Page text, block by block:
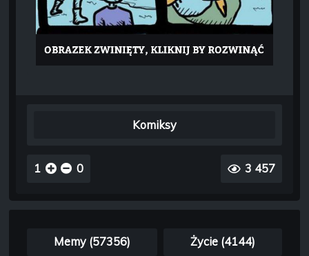
Komiksy
1 0 3 457
Memy (57356) Życie (4144)